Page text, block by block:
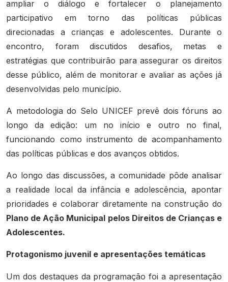
ampliar o diálogo e fortalecer o planejamento
participativo em torno das políticas públicas
direcionadas a crianças e adolescentes. Durante o
encontro, foram discutidos desafios, metas e
estratégias que contribuirão para assegurar os direitos
desse público, além de monitorar e avaliar as ações já
desenvolvidas pelo município.
A metodologia do Selo UNICEF prevê dois fóruns ao
longo da edição: um no início e outro no final,
funcionando como instrumento de acompanhamento
das políticas públicas e dos avanços obtidos.
Ao longo das discussões, a comunidade pôde analisar
a realidade local da infância e adolescência, apontar
prioridades e colaborar diretamente na construção do
Plano de Ação Municipal pelos Direitos de Crianças e
Adolescentes.
Protagonismo juvenil e apresentações temáticas
Um dos destaques da programação foi a apresentação